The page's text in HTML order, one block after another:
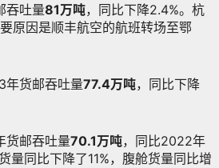
吞吐量81万吨，同比下降2.4%。杭
原因是顺丰航空的航班转场至鄂
年货邮吞吐量77.4万吨，同比下降
货邮吞吐量70.1万吨，同比2022年
量同比下降了11%，腹舱货量同比增